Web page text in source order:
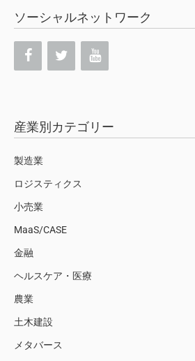
ソーシャルネットワーク
産業別カテゴリー
製造業
ロジスティクス
小売業
MaaS/CASE
金融
ヘルスケア・医療
農業
土木建設
メタバース